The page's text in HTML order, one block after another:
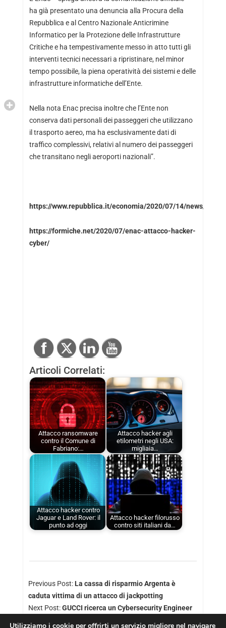
ha già presentato una denuncia alla Procura della
Repubblica e al Centro Nazionale Anticrimine
Informatico per la Protezione delle Infrastrutture
Critiche e ha tempestivamente messo in atto tutti gli
interventi tecnici necessari a ripristinare, nel minor
tempo possibile, la piena operatività dei sistemi e delle
infrastrutture informatiche dell’Ente.
Nella nota Enac precisa inoltre che l’Ente non
conserva dati personali dei passeggeri che utilizzano
il trasporto aereo, ma ha esclusivamente dati di
traffico complessivi, relativi al numero dei passeggeri
che transitano negli aeroporti nazionali”.
https://www.repubblica.it/economia/2020/07/14/news/
https://formiche.net/2020/07/enac-attacco-hacker-
cyber/
Articoli Correlati:
Attacco ransomware
contro il Comune di
Fabriano:…
Attacco hacker agli
etilometri negli USA:
migliaia…
Attacco hacker contro
Jaguar e Land Rover: il
punto ad oggi
Attacco hacker filorusso
contro siti italiani da…
Previous Post: La cassa di risparmio Argenta è
caduta vittima di un attacco di jackpotting
Next Post:GUCCI ricerca un Cybersecurity Engineer
Utilizziamo i cookie per offrirti un servizio migliore nel navigare